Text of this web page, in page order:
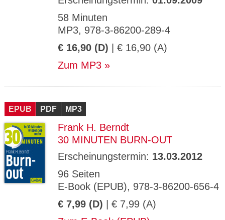
58 Minuten
MP3, 978-3-86200-289-4
€ 16,90 (D) | € 16,90 (A)
Zum MP3
EPUB PDF MP3
Frank H. Berndt
30 MINUTEN BURN-OUT
Erscheinungstermin: 13.03.2012
96 Seiten
E-Book (EPUB), 978-3-86200-656-4
€ 7,99 (D) | € 7,99 (A)